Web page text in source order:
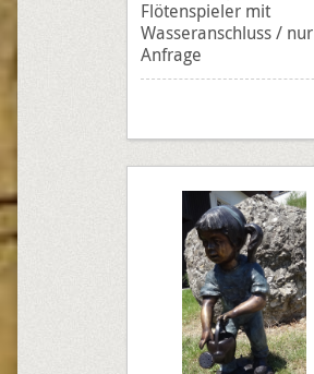
Flötenspieler mit
Wasseranschluss /
Anfrage